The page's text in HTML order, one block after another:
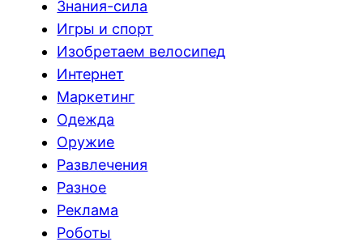
Знания-сила
Игры и спорт
Изобретаем велосипед
Интернет
Маркетинг
Одежда
Оружие
Развлечения
Разное
Реклама
Роботы